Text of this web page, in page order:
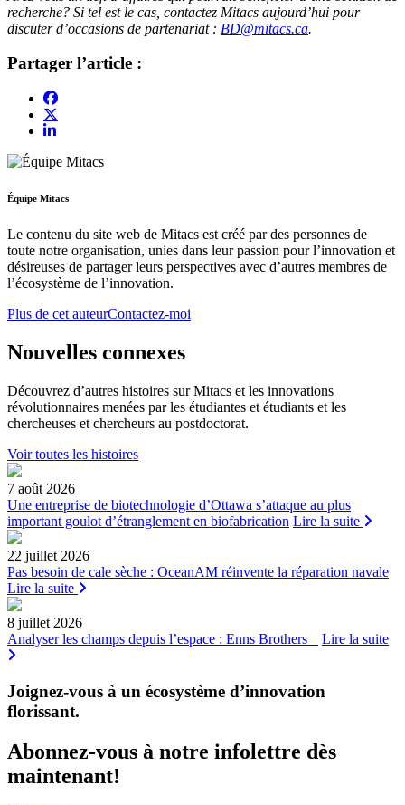
recherche? Si tel est le cas, contactez Mitacs aujourd’hui pour
discuter d’occasions de partenariat : BD@mitacs.ca.
Partager l’article :
Équipe Mitacs
Le contenu du site web de Mitacs est créé par des personnes de
toute notre organisation, unies dans leur passion pour l’innovation et
désireuses de partager leurs perspectives avec d’autres membres de
l’écosystème de l’innovation.
Plus de cet auteurContactez-moi
Nouvelles connexes
Découvrez d’autres histoires sur Mitacs et les innovations
révolutionnaires menées par les étudiantes et étudiants et les
chercheuses et chercheurs au postdoctorat.
Voir toutes les histoires
7 août 2026
Une entreprise de biotechnologie d’Ottawa s’attaque au plus
important goulot d’étranglement en biofabrication Lire la suite
22 juillet 2026
Pas besoin de cale sèche : OceanAM réinvente la réparation navale
Lire la suite
8 juillet 2026
Analyser les champs depuis l’espace : Enns Brothers
Lire la suite
Joignez-vous à un écosystème d’innovation
florissant.
Abonnez-vous à notre infolettre dès
maintenant!